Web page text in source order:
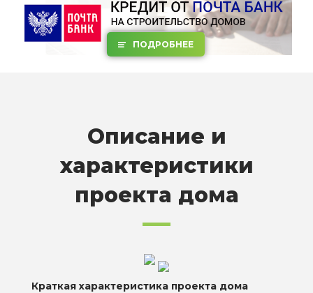
ПОДРОБНЕЕ
Описание и
характеристики
проекта дома
Краткая характеристика проекта дома